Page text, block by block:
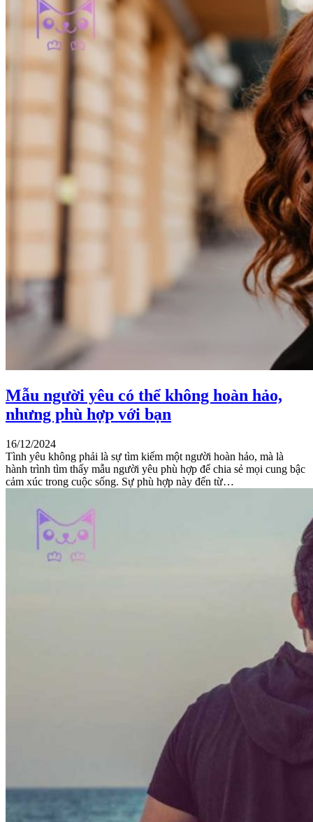
Mẫu người yêu có thể không hoàn hảo,
nhưng phù hợp với bạn
16/12/2024
Tình yêu không phải là sự tìm kiếm một người hoàn hảo, mà là
hành trình tìm thấy mẫu người yêu phù hợp để chia sẻ mọi cung bậc
cảm xúc trong cuộc sống. Sự phù hợp này đến từ…